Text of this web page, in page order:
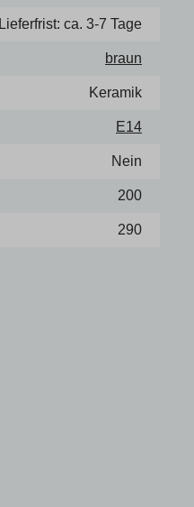
Lieferfrist: ca. 3-7 Tage
braun
Keramik
E14
Nein
200
290